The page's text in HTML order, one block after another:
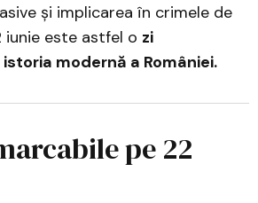
și implicarea în crimele de
iunie este astfel o zi
modernă a României.
pe 22